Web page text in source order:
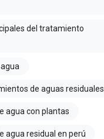
del tratamiento
de aguas residuales
agua con plantas
agua residual en perú